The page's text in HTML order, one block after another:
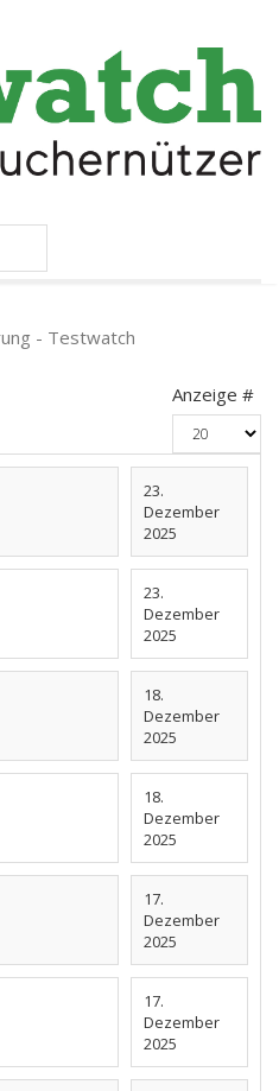
- Testwatch
Anzeige #
23.
Dezember
2025
23.
Dezember
2025
18.
Dezember
2025
18.
Dezember
2025
17.
Dezember
2025
17.
Dezember
2025